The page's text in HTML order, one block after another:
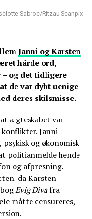
Sabroe/Ritzau Scanpix
Janni og Karsten
hårde ord,
og det tidligere
de var dybt uenige
deres skilsmisse.
ægteskabet var
Janni
og økonomisk
politianmelde hende
og afpresning.
da Karsten
Evig Divafra
måtte censureres,